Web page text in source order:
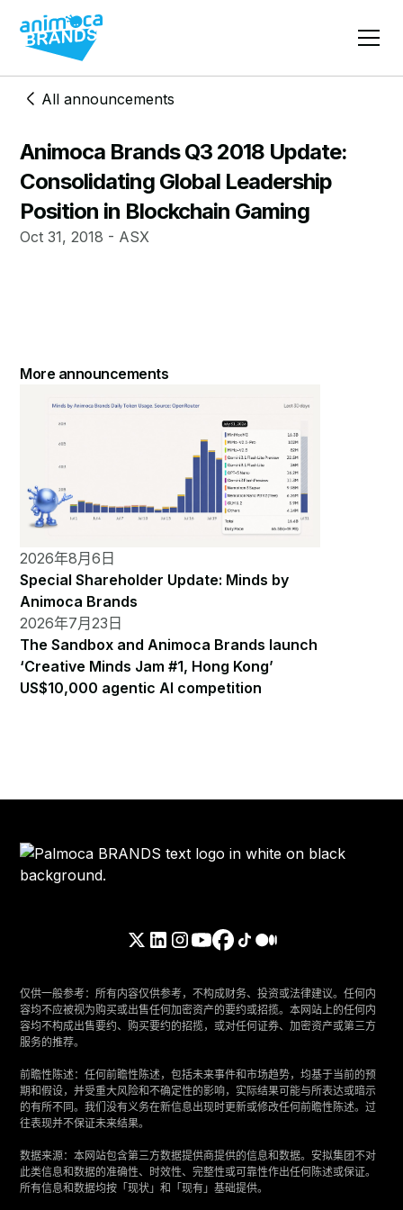
All announcements
Animoca Brands Q3 2018 Update:
Consolidating Global Leadership
Position in Blockchain Gaming
Oct 31, 2018 - ASX
More announcements
2026年8月6日
Special Shareholder Update: Minds by
Animoca Brands
2026年7月23日
The Sandbox and Animoca Brands launch
‘Creative Minds Jam #1, Hong Kong’
US$10,000 agentic AI competition
仅供一般参考：所有内容仅供参考，不构成财务、投资或法律建议。任何内
容均不应被视为购买或出售任何加密资产的要约或招揽。本网站上的任何内
容均不构成出售要约、购买要约的招揽，或对任何证券、加密资产或第三方
服务的推荐。
‍前瞻性陈述：任何前瞻性陈述，包括未来事件和市场趋势，均基于当前的预
期和假设，并受重大风险和不确定性的影响，实际结果可能与所表达或暗示
的有所不同。我们没有义务在新信息出现时更新或修改任何前瞻性陈述。过
往表现并不保证未来结果。
‍数据来源：本网站包含第三方数据提供商提供的信息和数据。安拟集团不对
此类信息和数据的准确性、时效性、完整性或可靠性作出任何陈述或保证。
所有信息和数据均按「现状」和「现有」基础提供。